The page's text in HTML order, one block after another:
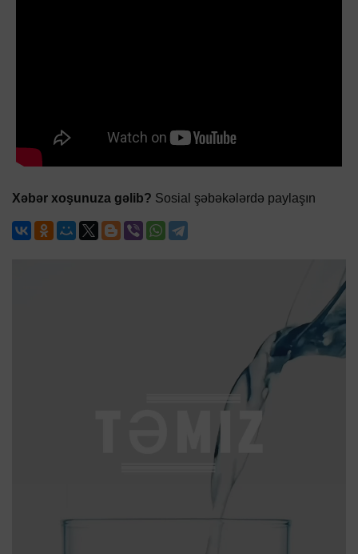
Xəbər xoşunuza gəlib? Sosial şəbəkələrdə paylaşın